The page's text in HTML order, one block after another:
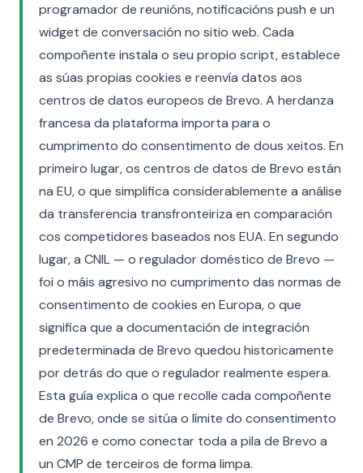
programador de reunións, notificacións push e un
widget de conversación no sitio web. Cada
compoñente instala o seu propio script, establece
as súas propias cookies e reenvía datos aos
centros de datos europeos de Brevo. A herdanza
francesa da plataforma importa para o
cumprimento do consentimento de dous xeitos. En
primeiro lugar, os centros de datos de Brevo están
na EU, o que simplifica considerablemente a análise
da transferencia transfronteiriza en comparación
cos competidores baseados nos EUA. En segundo
lugar, a CNIL — o regulador doméstico de Brevo —
foi o máis agresivo no cumprimento das normas de
consentimento de cookies en Europa, o que
significa que a documentación de integración
predeterminada de Brevo quedou historicamente
por detrás do que o regulador realmente espera.
Esta guía explica o que recolle cada compoñente
de Brevo, onde se sitúa o límite do consentimento
en 2026 e como conectar toda a pila de Brevo a
un CMP de terceiros de forma limpa.